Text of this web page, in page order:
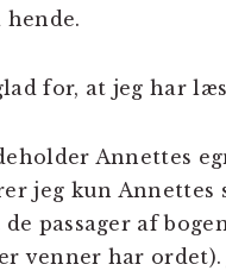
for, at jeg har
Annettes
jeg kun Annettes
passager af
venner har ordet).